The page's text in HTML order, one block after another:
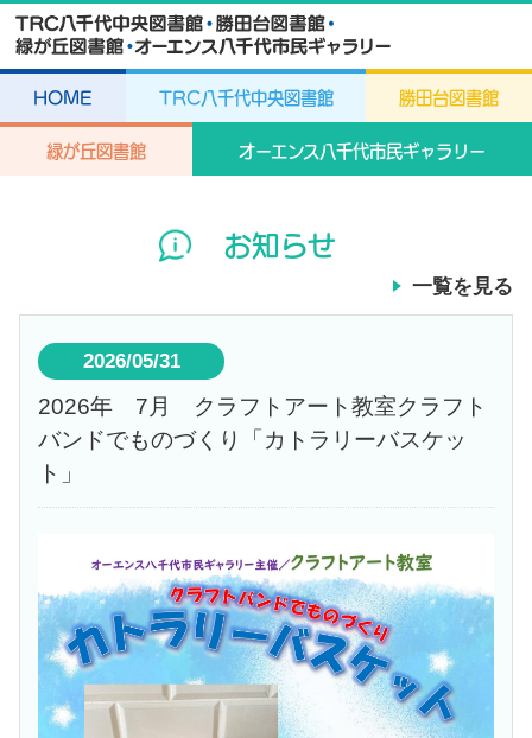
HOME TRC八千代中央図書館 勝田台図書館
緑が丘図書館 オーエンス八千代市民ギャラリー
お知らせ
一覧を見る
2026/05/31
2026年 7月 クラフトアート教室クラフト
バンドでものづくり「カトラリーバスケッ
ト」